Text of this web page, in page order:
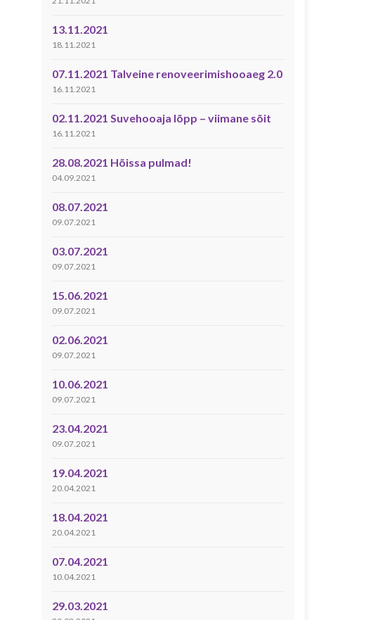
13.11.2021
18.11.2021
07.11.2021 Talveine renoveerimishooaeg 2.0
16.11.2021
02.11.2021 Suvehooaja lõpp – viimane sõit
16.11.2021
28.08.2021 Hõissa pulmad!
04.09.2021
08.07.2021
09.07.2021
03.07.2021
09.07.2021
15.06.2021
09.07.2021
02.06.2021
09.07.2021
10.06.2021
09.07.2021
23.04.2021
09.07.2021
19.04.2021
20.04.2021
18.04.2021
20.04.2021
07.04.2021
10.04.2021
29.03.2021